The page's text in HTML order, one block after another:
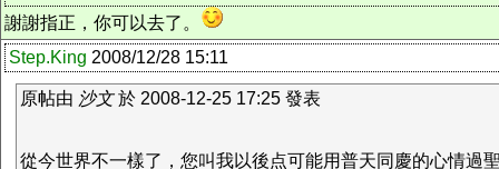
謝謝指正，你可以去了。
Step.King 2008/12/28 15:11
原帖由 沙文於 2008-12-25 17:25 發表
從今世界不一樣了，您叫我以後点可能用普天同慶的心情過